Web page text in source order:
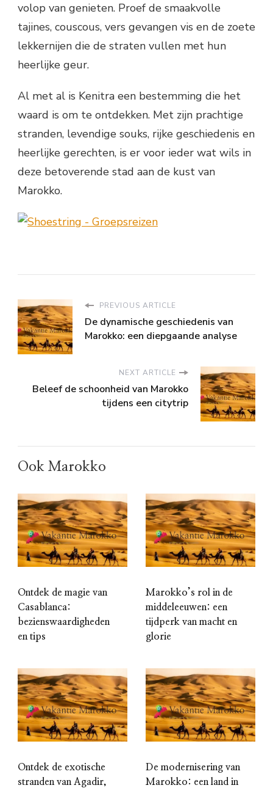
volop van genieten. Proef de smaakvolle
tajines, couscous, vers gevangen vis en de zoete
lekkernijen die de straten vullen met hun
heerlijke geur.
Al met al is Kenitra een bestemming die het
waard is om te ontdekken. Met zijn prachtige
stranden, levendige souks, rijke geschiedenis en
heerlijke gerechten, is er voor ieder wat wils in
deze betoverende stad aan de kust van
Marokko.
PREVIOUS ARTICLE
De dynamische geschiedenis van
Marokko: een diepgaande analyse
NEXT ARTICLE
Beleef de schoonheid van Marokko
tijdens een citytrip
Ook Marokko
Ontdek de magie van
Casablanca:
bezienswaardigheden
en tips
Marokko’s rol in de
middeleeuwen: een
tijdperk van macht en
glorie
Ontdek de exotische
stranden van Agadir,
De modernisering van
Marokko: een land in